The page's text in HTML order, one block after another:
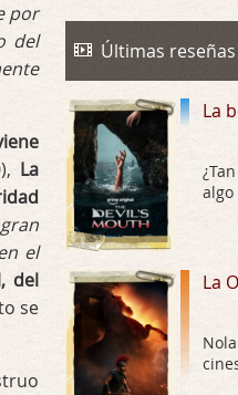
por
del
La
el
del
se
La Odisea
Por: Draghann
No sé si entrar en
Trance
Por: Luar
El señor de las
Por: Luar
Hungry
Por: Croc
Últimas reseñas
La
algo
La